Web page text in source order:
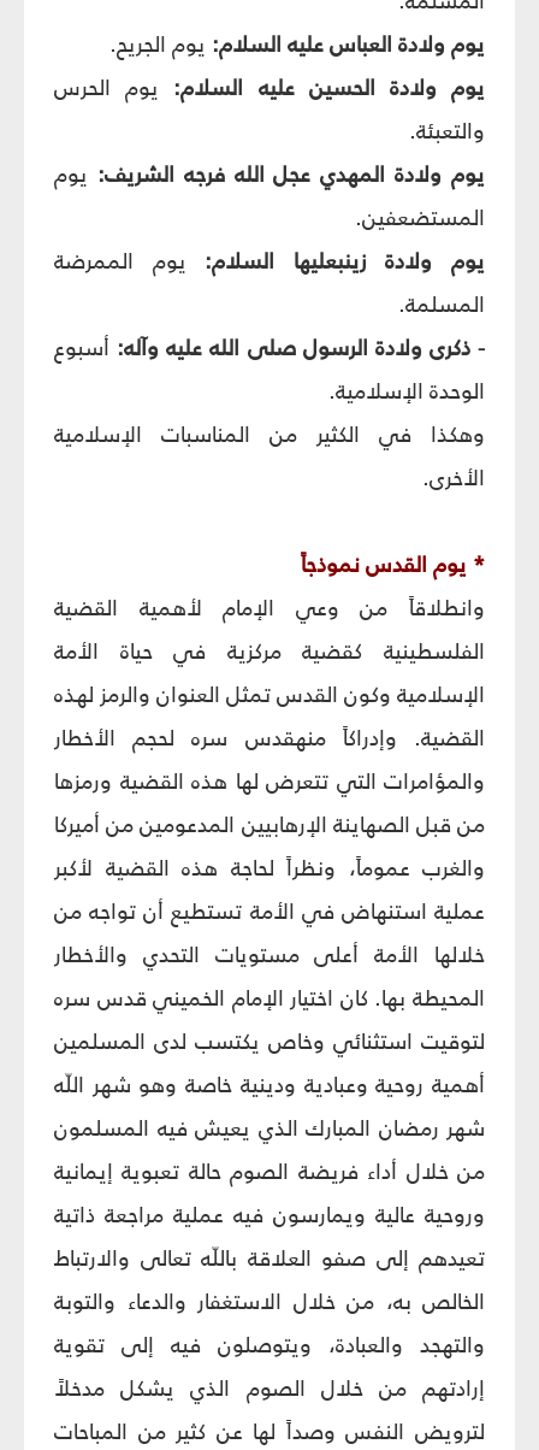
يوم ولادة العباس عليه السلام: يوم الجريح.
يوم ولادة الحسين عليه السلام: يوم الحرس
والتعبئة.
يوم ولادة المهدي عجل الله فرجه الشريف: يوم
المستضعفين.
يوم ولادة زينب‏عليها السلام: يوم الممرضة
المسلمة.
- ذكرى ولادة الرسول صلى الله عليه وآله: أسبوع
الوحدة الإسلامية.
وهكذا في الكثير من المناسبات الإسلامية
الأخرى.
* يوم القدس نموذجاً
وانطلاقاً من وعي الإمام لأهمية القضية
الفلسطينية كقضية مركزية في حياة الأمة
الإسلامية وكون القدس تمثل العنوان والرمز لهذه
القضية. وإدراكاً منه‏قدس سره لحجم الأخطار
والمؤامرات التي تتعرض لها هذه القضية ورمزها
من قبل الصهاينة الإرهابيين المدعومين من أميركا
والغرب عموماً، ونظراً لحاجة هذه القضية لأكبر
عملية استنهاض في الأمة تستطيع أن تواجه من
خلالها الأمة أعلى مستويات التحدي والأخطار
المحيطة بها. كان اختيار الإمام الخميني قدس سره
لتوقيت استثنائي وخاص يكتسب لدى المسلمين
أهمية روحية وعبادية ودينية خاصة وهو شهر اللّه
شهر رمضان المبارك الذي يعيش فيه المسلمون
من خلال أداء فريضة الصوم حالة تعبوية إيمانية
وروحية عالية ويمارسون فيه عملية مراجعة ذاتية
تعيدهم إلى صفو العلاقة باللّه تعالى والارتباط
الخالص به، من خلال الاستغفار والدعاء والتوبة
والتهجد والعبادة، ويتوصلون فيه إلى تقوية
إرادتهم من خلال الصوم الذي يشكل مدخلاً
لترويض النفس وصداً لها عن كثير من المباحات